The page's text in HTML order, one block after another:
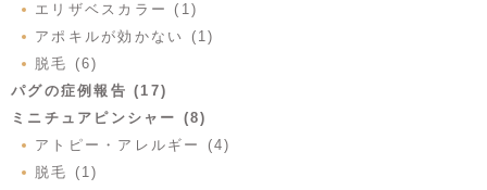
エリザベスカラー (1)
アポキルが効かない (1)
脱毛 (6)
パグの症例報告 (17)
ミニチュアピンシャー (8)
アトピー・アレルギー (4)
脱毛 (1)